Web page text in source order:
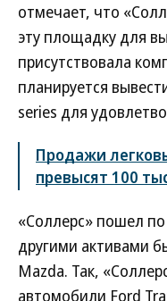
отмечает, что
эту площадку для
присутствовала
планируется
series для
Продажи
превысят 100
«Соллерс» пошел
другими активами
Mazda. Так,
автомобили Ford